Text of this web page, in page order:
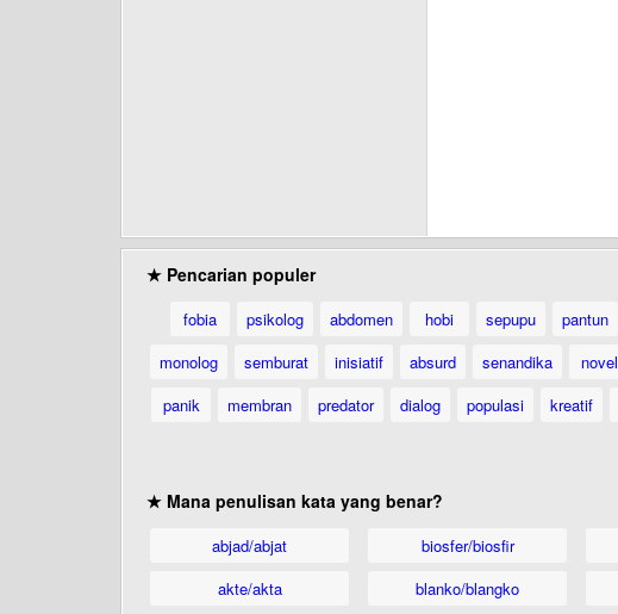
★ Pencarian populer
fobia psikolog abdomen hobi sepupu pantun
monolog
semburat inisiatif absurd senandika novel
panik
membran predator dialog populasi kreatif
★ Mana penulisan kata yang benar?
abjad/abjat
akte/akta
biosfer/biosfir
blanko/blangko